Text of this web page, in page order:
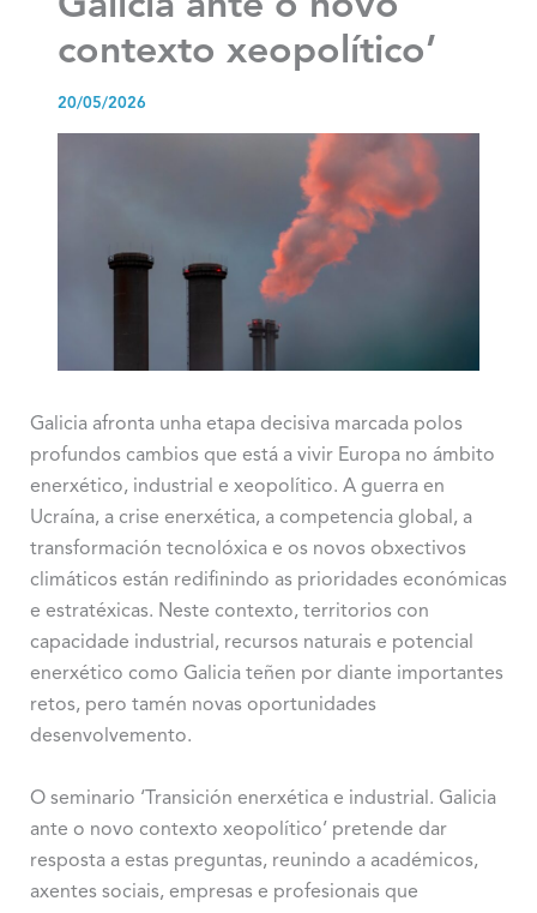
contexto xeopolítico’
20/05/2026
Galicia afronta unha etapa decisiva marcada polos
profundos cambios que está a vivir Europa no ámbito
enerxético, industrial e xeopolítico. A guerra en
Ucraína, a crise enerxética, a competencia global, a
transformación tecnolóxica e os novos obxectivos
climáticos están redifinindo as prioridades económicas
e estratéxicas. Neste contexto, territorios con
capacidade industrial, recursos naturais e potencial
enerxético como Galicia teñen por diante importantes
retos, pero tamén novas oportunidades
desenvolvemento.
O seminario ‘Transición enerxética e industrial. Galicia
ante o novo contexto xeopolítico’ pretende dar
resposta a estas preguntas, reunindo a académicos,
axentes sociais, empresas e profesionais que